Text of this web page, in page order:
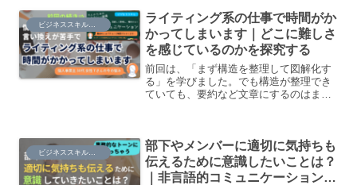
ことがないから」「これは両立できるも
のではない」「私にはできない」など、
自分に自分で制限をかけてしまって、幸
せの可能性も制限してしまっているよう
な感じもしました。
ライティング系の仕事で時間がか
かってしまいます｜どこに難しさ
を感じているのかを探究する
前回は、「まず構造を整理して図解化す
る」を学びました。でも構造が整理でき
ていても、要約など文章にするのはまた
かの原因を探りつつ、どういう意識やス
キルを身につけていくといいのかを考え
たいです。
部下やメンバーに適切に気持ちも
伝えるために意識したいことは？
｜非言語的コミュニケーションが